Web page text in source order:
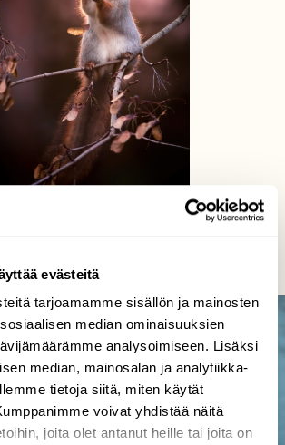
evästeitä
tarjoamamme sisällön ja mainosten
median ominaisuuksien
analysoimiseen. Lisäksi
median, mainosalan ja analytiikka-
tietoja siitä, miten käytät
voivat yhdistää näitä
joita olet antanut heille tai joita on